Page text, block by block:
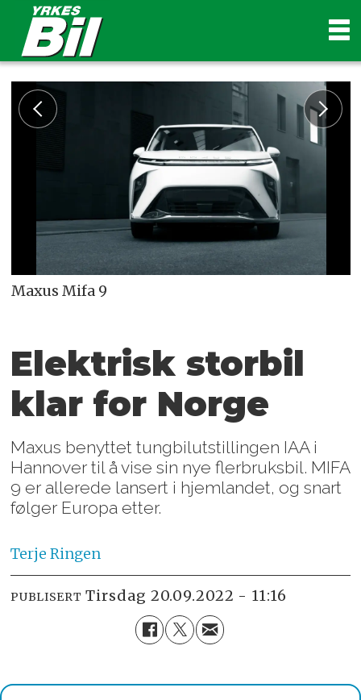
Maxus Mifa 9
Elektrisk storbil
klar for Norge
Maxus benyttet tungbilutstillingen IAA i
Hannover til å vise sin nye flerbruksbil. MIFA
9 er allerede lansert i hjemlandet, og snart
følger Europa etter.
Terje Ringen
PUBLISERT tirsdag 20.09.2022 - 11:16